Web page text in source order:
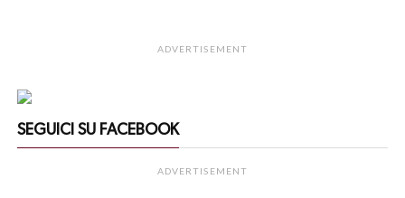
ADVERTISEMENT
SEGUICI SU FACEBOOK
ADVERTISEMENT